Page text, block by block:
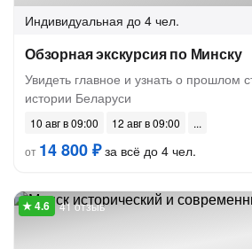
Индивидуальная до 4 чел.
Обзорная экскурсия по Минску
Увидеть главное и узнать о прошлом
истории Беларуси
10 авг в 09:00
12 авг в 09:00
от 14 800 ₽за всё до 4 чел.
41 отзыв